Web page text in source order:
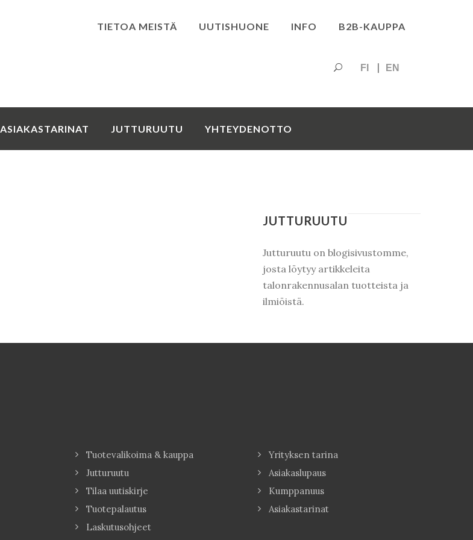
TIETOA MEISTÄ UUTISHUONE INFO B2B-KAUPPA
FI EN
ASIAKASTARINAT JUTTURUUTU YHTEYDENOTTO
JUTTURUUTU
Jutturuutu on blogisivustomme,
josta löytyy artikkeleita
talonrakennusalan tuotteista ja
ilmiöistä.
Tuotevalikoima & kauppa
Jutturuutu
Tilaa uutiskirje
Tuotepalautus
Laskutusohjeet
Yrityksen tarina
Asiakaslupaus
Kumppanuus
Asiakastarinat